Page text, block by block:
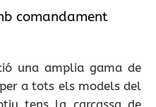
comandament
una amplia gama de
per a tots els models del